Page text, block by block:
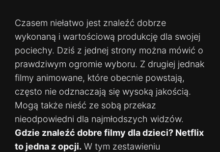
Czasem niełatwo jest znaleźć dobrze
wykonaną i wartościową produkcję dla swojej
pociechy. Dziś z jednej strony można mówić o
prawdziwym ogromie wyboru. Z drugiej jednak
filmy animowane, które obecnie powstają,
często nie odznaczają się wysoką jakością.
Mogą także nieść ze sobą przekaz
nieodpowiedni dla najmłodszych widzów.
Gdzie znaleźć dobre filmy dla dzieci? Netflix
to jedna z opcji. W tym zestawieniu